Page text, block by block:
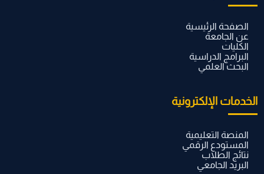
الصفحة الرئيسية
عن الجامعة
الكليات
البرامج الدراسية
البحث العلمي
الخدمات الإلكترونية
المنصة التعليمية
المستودع الرقمي
نتائج الطلاب
البريد الجامعي